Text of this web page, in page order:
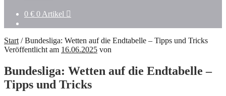
0 € 0 Artikel
Start /Bundesliga: Wetten auf die Endtabelle – Tipps und Tricks
Veröffentlicht am 16.06.2025 von
Bundesliga: Wetten auf die Endtabelle –
Tipps und Tricks